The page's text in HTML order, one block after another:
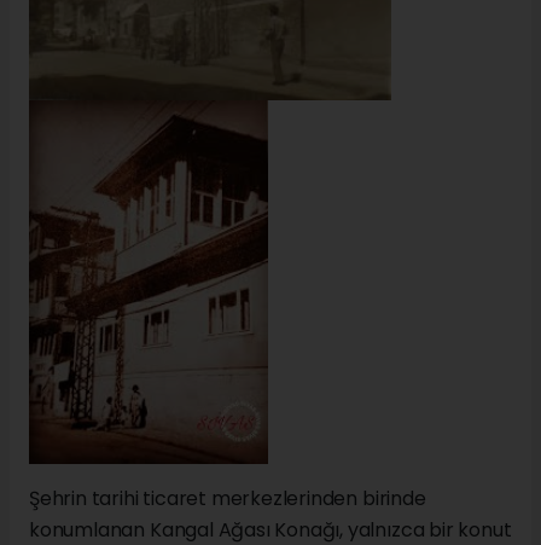
Şehrin tarihi ticaret merkezlerinden birinde
konumlanan Kangal Ağası Konağı, yalnızca bir konut